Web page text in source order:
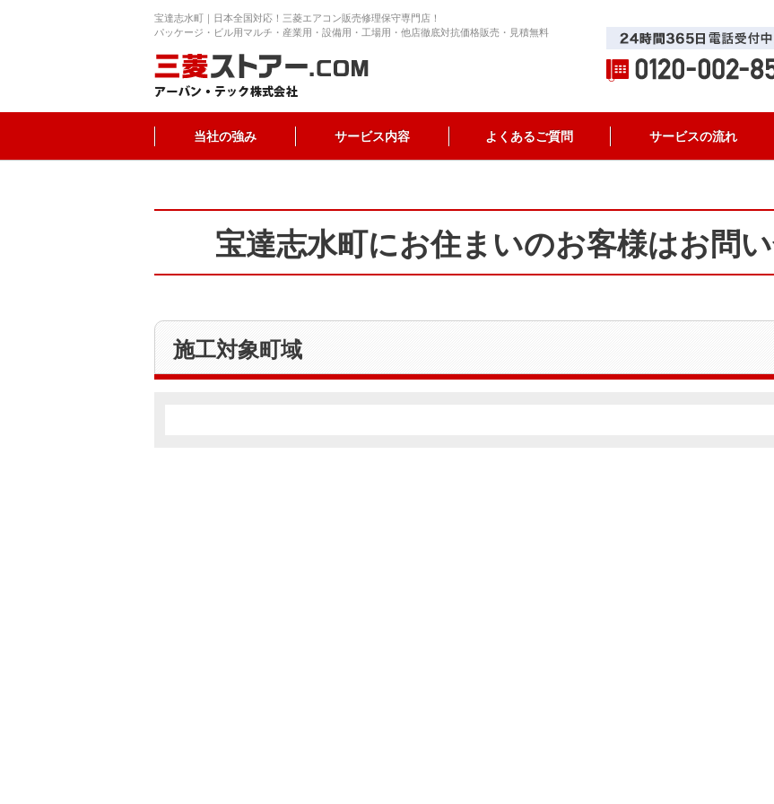
宝達志水町｜日本全国対応！三菱エアコン販売修理保守専門店！
パッケージ・ビル用マルチ・産業用・設備用・工場用・他店徹底対抗価格販売・見積無料
当社の強み サービス内容 よくあるご質問 サービスの流れ
宝達志水町にお住まいのお客様はお問
施工対象町域